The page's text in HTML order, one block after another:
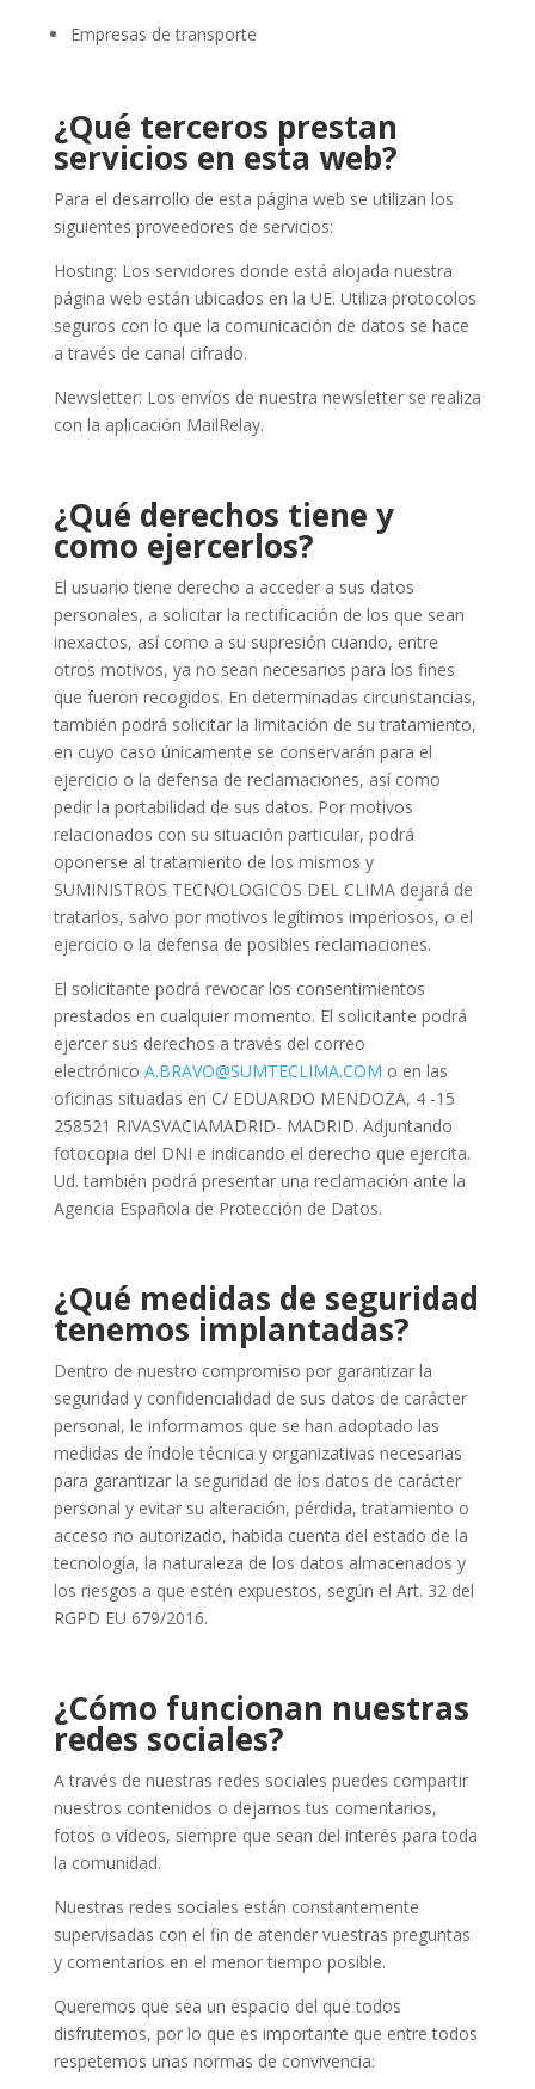
Empresas de transporte
¿Qué terceros prestan
servicios en esta web?
Para el desarrollo de esta página web se utilizan los
siguientes proveedores de servicios:
Hosting: Los servidores donde está alojada nuestra
página web están ubicados en la UE. Utiliza protocolos
seguros con lo que la comunicación de datos se hace
a través de canal cifrado.
Newsletter: Los envíos de nuestra newsletter se realiza
con la aplicación MailRelay.
¿Qué derechos tiene y
como ejercerlos?
El usuario tiene derecho a acceder a sus datos
personales, a solicitar la rectificación de los que sean
inexactos, así como a su supresión cuando, entre
otros motivos, ya no sean necesarios para los fines
que fueron recogidos. En determinadas circunstancias,
también podrá solicitar la limitación de su tratamiento,
en cuyo caso únicamente se conservarán para el
ejercicio o la defensa de reclamaciones, así como
pedir la portabilidad de sus datos. Por motivos
relacionados con su situación particular, podrá
oponerse al tratamiento de los mismos y
SUMINISTROS TECNOLOGICOS DEL CLIMA dejará de
tratarlos, salvo por motivos legítimos imperiosos, o el
ejercicio o la defensa de posibles reclamaciones.
El solicitante podrá revocar los consentimientos
prestados en cualquier momento. El solicitante podrá
ejercer sus derechos a través del correo
electrónico A.BRAVO@SUMTECLIMA.COM o en las
oficinas situadas en C/ EDUARDO MENDOZA, 4 -15
258521 RIVASVACIAMADRID- MADRID. Adjuntando
fotocopia del DNI e indicando el derecho que ejercita.
Ud. también podrá presentar una reclamación ante la
Agencia Española de Protección de Datos.
¿Qué medidas de seguridad
tenemos implantadas?
Dentro de nuestro compromiso por garantizar la
seguridad y confidencialidad de sus datos de carácter
personal, le informamos que se han adoptado las
medidas de índole técnica y organizativas necesarias
para garantizar la seguridad de los datos de carácter
personal y evitar su alteración, pérdida, tratamiento o
acceso no autorizado, habida cuenta del estado de la
tecnología, la naturaleza de los datos almacenados y
los riesgos a que estén expuestos, según el Art. 32 del
RGPD EU 679/2016.
¿Cómo funcionan nuestras
redes sociales?
A través de nuestras redes sociales puedes compartir
nuestros contenidos o dejarnos tus comentarios,
fotos o vídeos, siempre que sean del interés para toda
la comunidad.
Nuestras redes sociales están constantemente
supervisadas con el fin de atender vuestras preguntas
y comentarios en el menor tiempo posible.
Queremos que sea un espacio del que todos
disfrutemos, por lo que es importante que entre todos
respetemos unas normas de convivencia: